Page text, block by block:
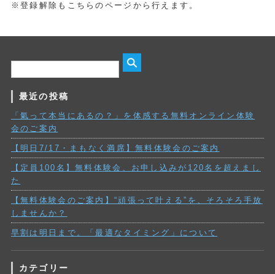
※登録解除もこちらのページから行えます。
最近の投稿
「氣って本当にあるの？」を体感する無料オンライン体験
会のご案内
【明日7/17・まもなく満席】無料体験会のご案内
【定員100名】無料体験会、お申し込みが120名を超えまし
た
【無料体験会のご案内】“頑張って叶える”を、そろそろ手放
しませんか？
早割は明日まで。「最適なタイミング」について
カテゴリー